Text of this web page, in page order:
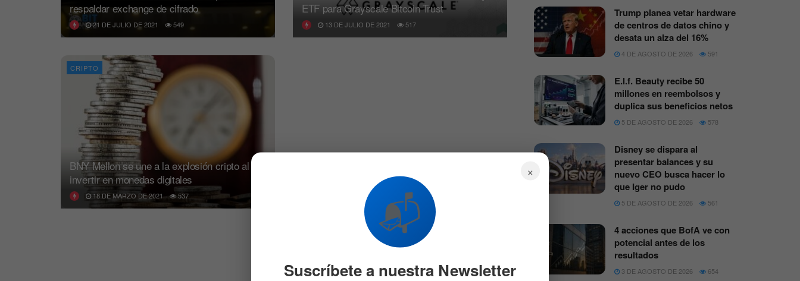
respaldar exchange de cifrado
21 DE JULIO DE 2021 549
ETF para Grayscale Bitcoin Trust
13 DE JULIO DE 2021 517
CRIPTO
BNY Mellon se une a la explosión cripto al
invertir en monedas digitales
18 DE MARZO DE 2021 537
Trump planea vetar hardware
de centros de datos chino y
desata un alza del 16%
4 DE AGOSTO DE 2026 591
E.l.f. Beauty recibe 50
millones en reembolsos y
duplica sus beneficios netos
5 DE AGOSTO DE 2026 578
Disney se dispara al
presentar balances y su
nuevo CEO busca hacer lo
que Iger no pudo
5 DE AGOSTO DE 2026 561
4 acciones que BofA ve con
potencial antes de los
resultados
3 DE AGOSTO DE 2026 654
×
📬
Suscríbete a nuestra Newsletter